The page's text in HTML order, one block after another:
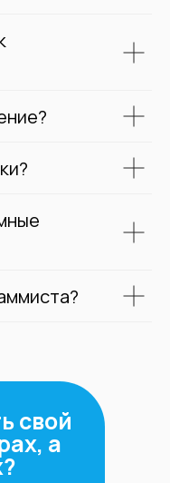
свой
а